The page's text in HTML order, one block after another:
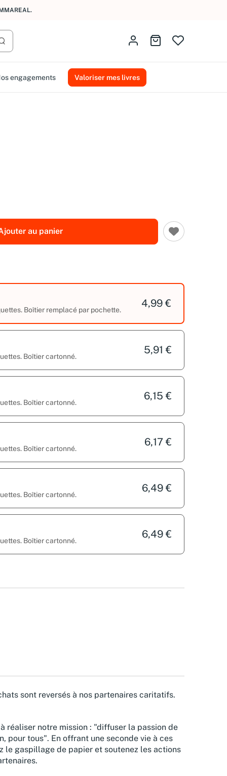
Lancer la recherche
Identifiez-vousAller au panier
engagements Valoriser mes livres
au panier
Boîtier remplacé par pochette.
4,99 €
Boîtier cartonné.
5,91 €
Boîtier cartonné.
6,15 €
Boîtier cartonné.
6,17 €
Boîtier cartonné.
6,49 €
Boîtier cartonné.
6,49 €
sont reversés à nos partenaires caritatifs.
réaliser notre mission : "diffuser la passion de
pour tous". En offrant une seconde vie à ces
le gaspillage de papier et soutenez les actions